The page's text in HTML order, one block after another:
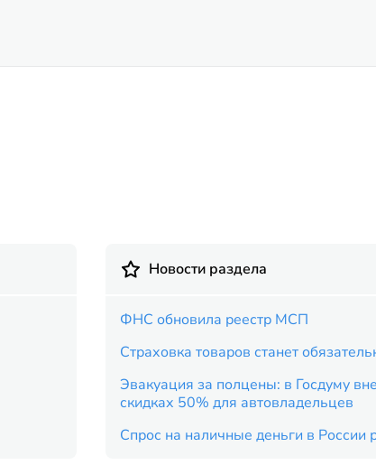
Новости раздела
ФНС обновила реестр МСП
Страховка товаров станет
Эвакуация за полцены: в Госдуму
скидках 50% для автовладельцев
Спрос на наличные деньги в России